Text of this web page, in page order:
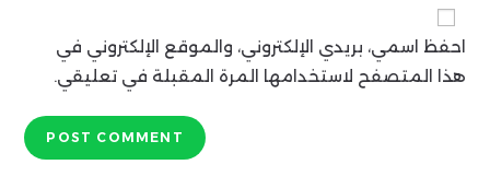
comment
address
to
comment
احفظ اسمي، بريدي الإلكتروني، والموقع الإلكتروني في
هذا المتصفح لاستخدامها المرة المقبلة في تعليقي.